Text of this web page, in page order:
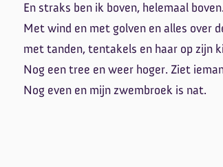
En straks ben ik boven, helemaal
Met wind en met golven en alles over
met tanden, tentakels en haar op zijn
Nog een tree en weer hoger. Ziet
Nog even en mijn zwembroek is nat.